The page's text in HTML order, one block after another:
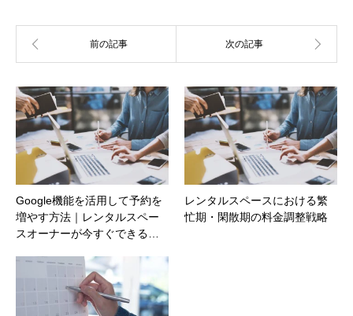
Google機能を活用して予約を
増やす方法｜レンタルスペー
スオーナーが今すぐできる…
レンタルスペースにおける繁
忙期・閑散期の料金調整戦略